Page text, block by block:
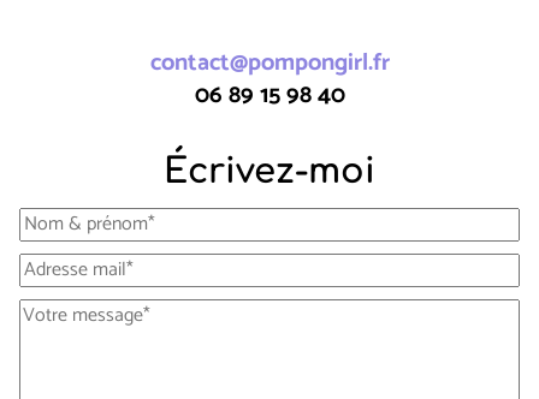
contact@pompongirl.fr
06 89 15 98 40
Écrivez-moi